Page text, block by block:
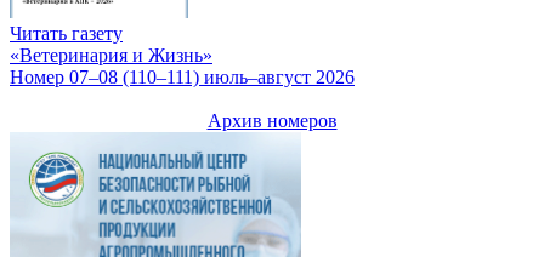
Читать газету
«Ветеринария и Жизнь»
Номер 07–08 (110–111) июль–август 2026
Архив номеров